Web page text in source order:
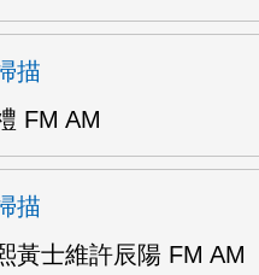
描
FM AM
描
黃士維許辰陽 FM AM